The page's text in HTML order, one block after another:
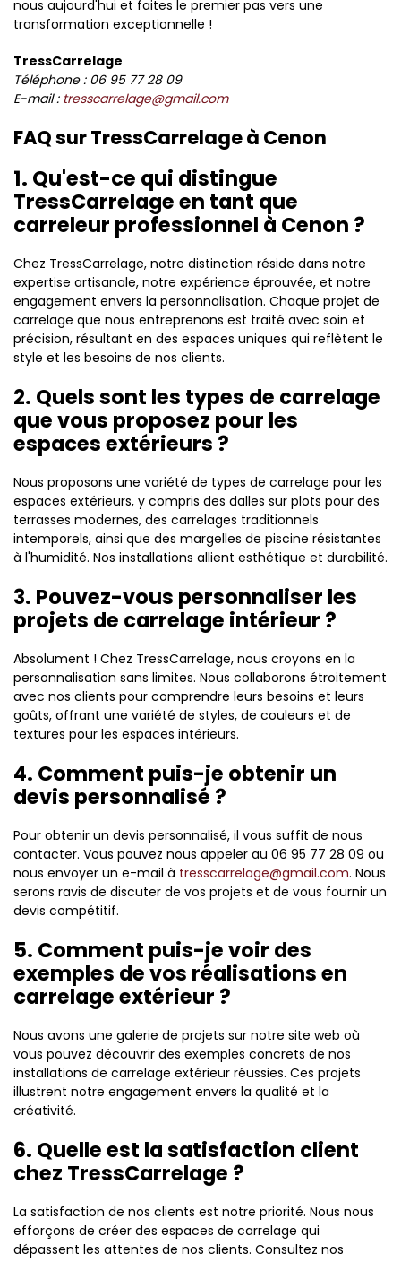
nous aujourd'hui et faites le premier pas vers une
transformation exceptionnelle !
TressCarrelage
Téléphone : 06 95 77 28 09
E-mail : tresscarrelage@gmail.com
FAQ sur TressCarrelage à Cenon
1. Qu'est-ce qui distingue
TressCarrelage en tant que
carreleur professionnel à Cenon ?
Chez TressCarrelage, notre distinction réside dans notre
expertise artisanale, notre expérience éprouvée, et notre
engagement envers la personnalisation. Chaque projet de
carrelage que nous entreprenons est traité avec soin et
précision, résultant en des espaces uniques qui reflètent le
style et les besoins de nos clients.
2. Quels sont les types de carrelage
que vous proposez pour les
espaces extérieurs ?
Nous proposons une variété de types de carrelage pour les
espaces extérieurs, y compris des dalles sur plots pour des
terrasses modernes, des carrelages traditionnels
intemporels, ainsi que des margelles de piscine résistantes
à l'humidité. Nos installations allient esthétique et durabilité.
3. Pouvez-vous personnaliser les
projets de carrelage intérieur ?
Absolument ! Chez TressCarrelage, nous croyons en la
personnalisation sans limites. Nous collaborons étroitement
avec nos clients pour comprendre leurs besoins et leurs
goûts, offrant une variété de styles, de couleurs et de
textures pour les espaces intérieurs.
4. Comment puis-je obtenir un
devis personnalisé ?
Pour obtenir un devis personnalisé, il vous suffit de nous
contacter. Vous pouvez nous appeler au 06 95 77 28 09 ou
nous envoyer un e-mail à tresscarrelage@gmail.com. Nous
serons ravis de discuter de vos projets et de vous fournir un
devis compétitif.
5. Comment puis-je voir des
exemples de vos réalisations en
carrelage extérieur ?
Nous avons une galerie de projets sur notre site web où
vous pouvez découvrir des exemples concrets de nos
installations de carrelage extérieur réussies. Ces projets
illustrent notre engagement envers la qualité et la
créativité.
6. Quelle est la satisfaction client
chez TressCarrelage ?
La satisfaction de nos clients est notre priorité. Nous nous
efforçons de créer des espaces de carrelage qui
dépassent les attentes de nos clients. Consultez nos